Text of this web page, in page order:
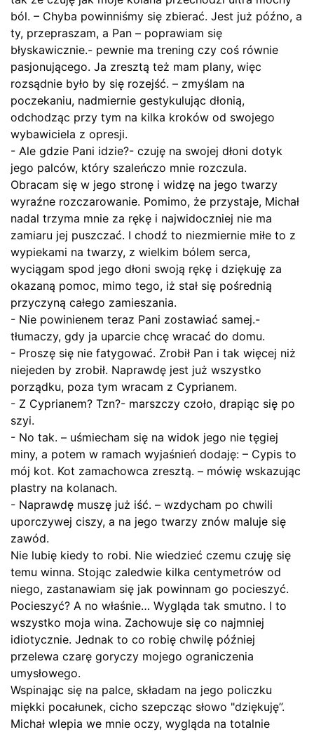
ból. – Chyba powinniśmy się zbierać. Jest już późno, a
ty, przepraszam, a Pan – poprawiam się
błyskawicznie.- pewnie ma trening czy coś równie
pasjonującego. Ja zresztą też mam plany, więc
rozsądnie było by się rozejść. – zmyślam na
poczekaniu, nadmiernie gestykulując dłonią,
odchodząc przy tym na kilka kroków od swojego
wybawiciela z opresji.
- Ale gdzie Pani idzie?- czuję na swojej dłoni dotyk
jego palców, który szaleńczo mnie rozczula.
Obracam się w jego stronę i widzę na jego twarzy
wyraźne rozczarowanie. Pomimo, że przystaje, Michał
nadal trzyma mnie za rękę i najwidoczniej nie ma
zamiaru jej puszczać. I chodź to niezmiernie miłe to z
wypiekami na twarzy, z wielkim bólem serca,
wyciągam spod jego dłoni swoją rękę i dziękuję za
okazaną pomoc, mimo tego, iż stał się pośrednią
przyczyną całego zamieszania.
- Nie powinienem teraz Pani zostawiać samej.-
tłumaczy, gdy ja uparcie chcę wracać do domu.
- Proszę się nie fatygować. Zrobił Pan i tak więcej niż
niejeden by zrobił. Naprawdę jest już wszystko
porządku, poza tym wracam z Cyprianem.
- Z Cyprianem? Tzn?- marszczy czoło, drapiąc się po
szyi.
- No tak. – uśmiecham się na widok jego nie tęgiej
miny, a potem w ramach wyjaśnień dodaję: – Cypis to
mój kot. Kot zamachowca zresztą. – mówię wskazując
plastry na kolanach.
- Naprawdę muszę już iść. – wzdycham po chwili
uporczywej ciszy, a na jego twarzy znów maluje się
zawód.
Nie lubię kiedy to robi. Nie wiedzieć czemu czuję się
temu winna. Stojąc zaledwie kilka centymetrów od
niego, zastanawiam się jak powinnam go pocieszyć.
Pocieszyć? A no właśnie… Wygląda tak smutno. I to
wszystko moja wina. Zachowuje się co najmniej
idiotycznie. Jednak to co robię chwilę później
przelewa czarę goryczy mojego ograniczenia
umysłowego.
Wspinając się na palce, składam na jego policzku
miękki pocałunek, cicho szepcząc słowo "dziękuję”.
Michał wlepia we mnie oczy, wygląda na totalnie